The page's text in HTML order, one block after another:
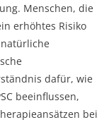
Menschen, die
erhöhtes Risiko
dafür, wie
beeinflussen,
bei